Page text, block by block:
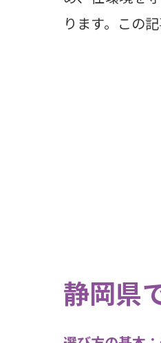
ります。この
静岡県